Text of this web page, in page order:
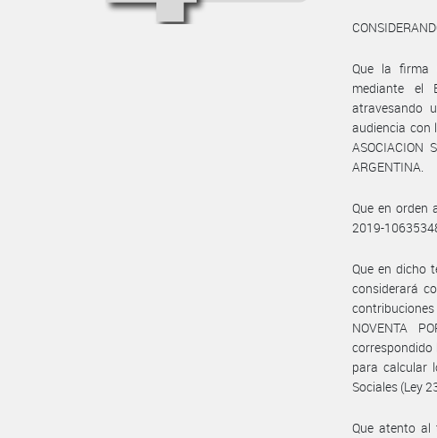
Que la firma
mediante el
atravesando
audiencia con
ASOCIACION
ARGENTINA.
Que en orden
2019-
Que en dicho
considerará
NOVENTA
para calcular
Sociales (Ley
Que atento al